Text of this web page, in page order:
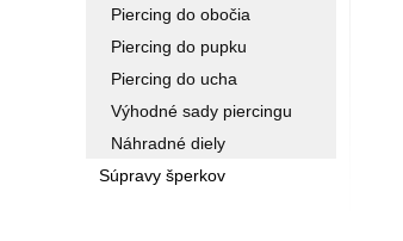
Piercing do obočia
Piercing do pupku
Piercing do ucha
Výhodné sady piercingu
Náhradné diely
Súpravy šperkov